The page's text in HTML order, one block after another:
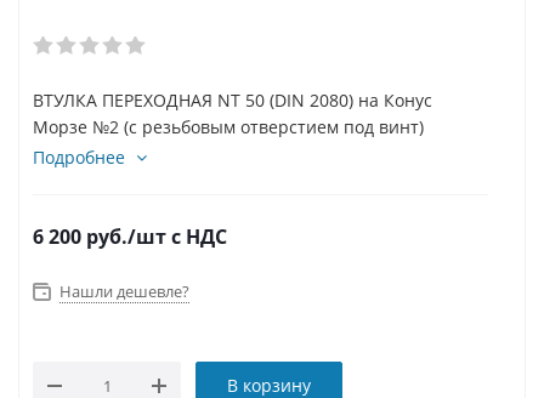
ВТУЛКА ПЕРЕХОДНАЯ NT 50 (DIN 2080) на Конус
Морзе №2 (с резьбовым отверстием под винт)
Подробнее
6 200 руб./штс НДС
Нашли дешевле?
В корзину